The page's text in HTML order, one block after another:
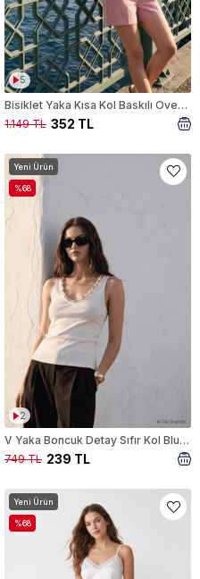
5
Bisiklet Yaka Kısa Kol Baskılı Oversize Tişört 8458 Kırmızı
352 TL
1.149 TL
2
V Yaka Boncuk Detay Sıfır Kol Bluz 8583A Ekru
239 TL
749 TL
Yeni Ürün
%68
Yeni Ürün
%68